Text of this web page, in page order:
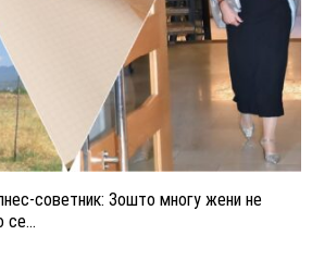
советник: Зошто многу жени не
се...